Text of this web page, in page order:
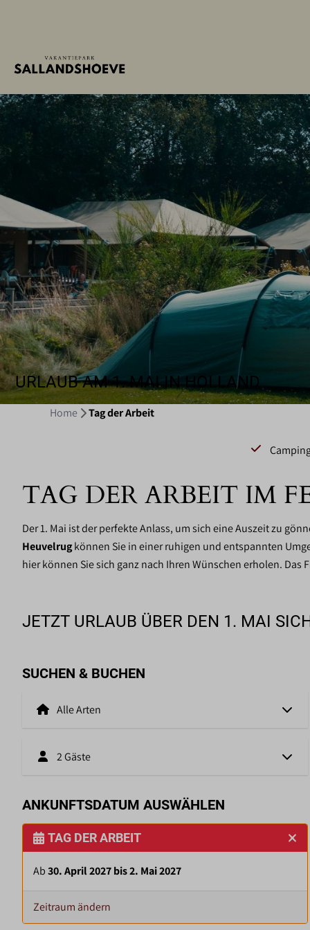
URLAUB AM 1. MAI IN HOLLAND
Home Tag der Arbeit
TAG DER ARBEIT IM
Der 1. Mai ist der perfekte Anlass, um sich eine Auszeit zu
Heuvelrugkönnen Sie in einer ruhigen und entspannten
hier können Sie sich ganz nach Ihren Wünschen erholen.
JETZT URLAUB ÜBER DEN 1. MAI
SUCHEN & BUCHEN
2 Gäste
ANKUNFTSDATUM AUSWÄHLEN
TAG DER ARBEIT
Ab30. April 2027 bis 2. Mai 2027
Zeitraum ändern